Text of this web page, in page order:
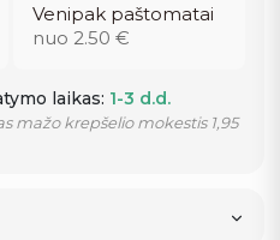
Venipak paštomatai
nuo 2.50 €
laikas: 1-3 d.d.
mažo krepšelio mokestis 1,95